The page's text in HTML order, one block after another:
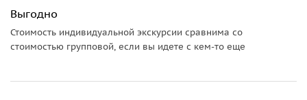
Выгодно
Стоимость индивидуальной экскурсии сравнима со
стоимостью групповой, если вы идете с кем-то еще